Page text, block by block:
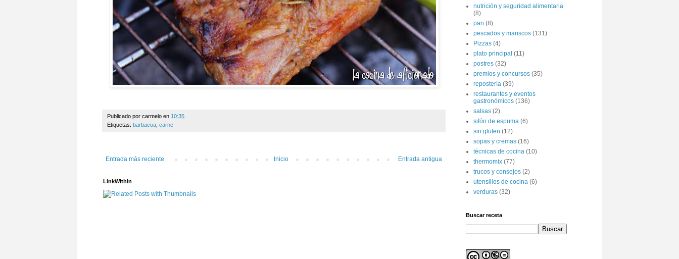
Publicado por carmelo en 10:35
Etiquetas: barbacoa carne
Entrada más reciente Entrada antigua
Inicio
LinkWithin
nutrición y seguridad alimentaria
(8)
pan (8)
pescados y mariscos (131)
Pizzas (4)
plato principal (11)
postres (32)
premios y concursos (35)
repostería (39)
restaurantes y eventos
gastronómicos (136)
salsas (2)
sifón de espuma (6)
sin gluten (12)
sopas y cremas (16)
técnicas de cocina (10)
thermomix (77)
trucos y consejos (2)
utensilios de cocina (6)
verduras (32)
Buscar receta